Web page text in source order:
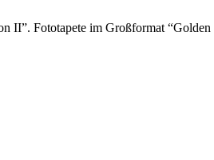
II”. Fototapete im Großformat